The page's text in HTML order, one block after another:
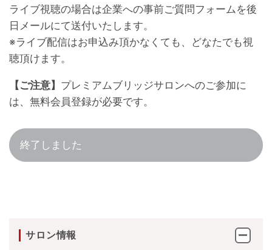
ライブ視聴の場合は企業への事前ご質問フォームを後
日メールにて送付いたします。
※ライブ配信はお申込み頂かなくても、どなたでも視
聴頂けます。
【ご注意】 プレミアムブリッジサロンへのご参加に
は、無料会員登録が必要です。
終了しました
サロン情報